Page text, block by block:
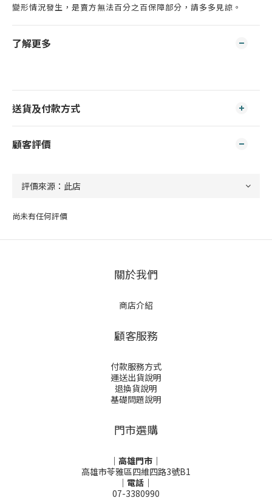
變形情況發生，是賣方無法百分之百保障部分，請多多見諒。
了解更多
送貨及付款方式
顧客評價
尚未有任何評價
關於我們
商店介紹
顧客服務
付款服務方式
運送出貨說明
退換貨說明
基礎問題說明
門市選購
｜高雄門市｜
高雄市苓雅區四維四路3號B1
｜電話｜
07-3380990